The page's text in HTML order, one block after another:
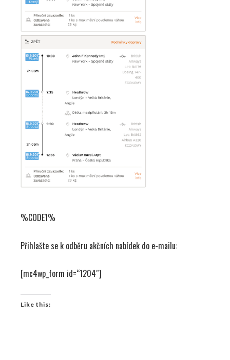
%CODE1%
Přihlašte se k odběru akčních nabídek do e-mailu:
[mc4wp_form id=“1204″]
Like this: